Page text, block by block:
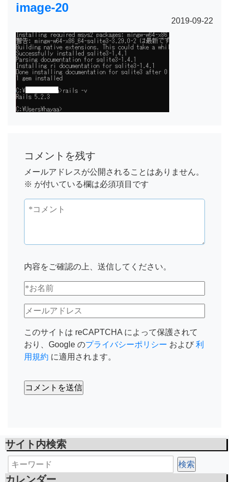
image-20
2019-09-22
コメントを残す
メールアドレスが公開されることはありません。
※ が付いている欄は必須項目です
内容をご確認の上、送信してください。
このサイトは reCAPTCHA によって保護されて
おり、Google のプライバシーポリシー および 利
用規約 に適用されます。
サイト内検索
カレンダー